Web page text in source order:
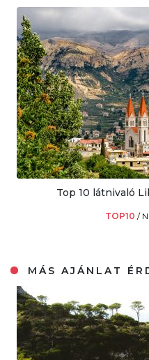
Top 10 látnivaló
TOP10 /
MÁS AJÁNLAT